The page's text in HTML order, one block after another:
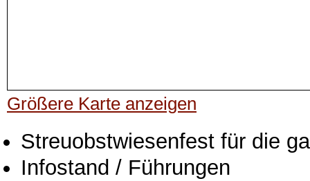
Größere Karte anzeigen
Streuobstwiesenfest für die
Infostand / Führungen